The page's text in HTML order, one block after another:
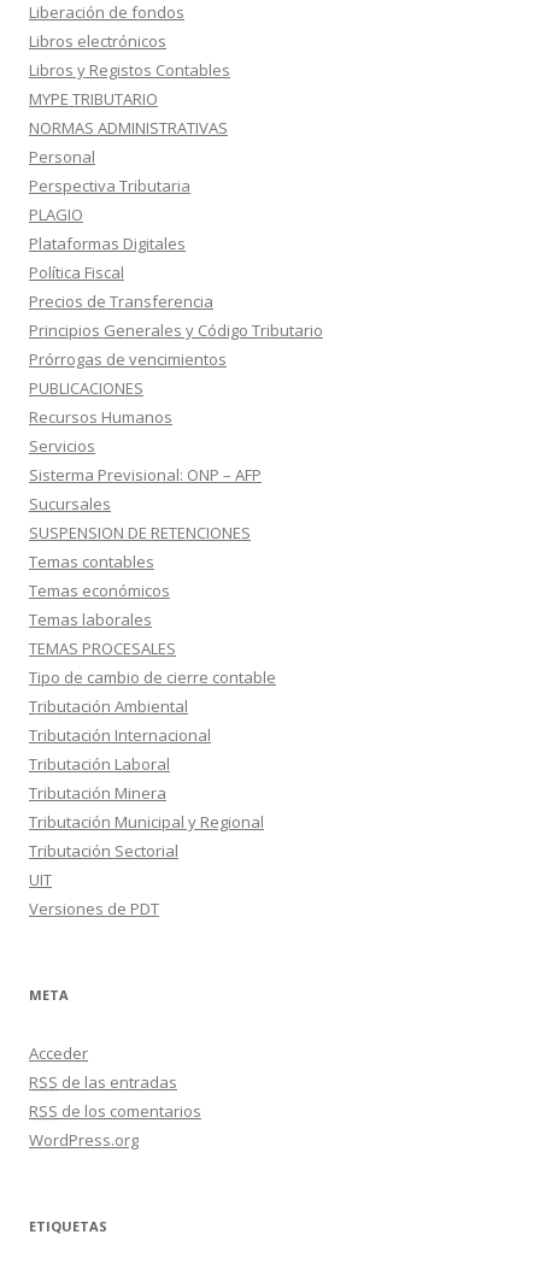
Liberación de fondos
Libros electrónicos
Libros y Registos Contables
MYPE TRIBUTARIO
NORMAS ADMINISTRATIVAS
Personal
Perspectiva Tributaria
PLAGIO
Plataformas Digitales
Política Fiscal
Precios de Transferencia
Principios Generales y Código Tributario
Prórrogas de vencimientos
PUBLICACIONES
Recursos Humanos
Servicios
Sisterma Previsional: ONP – AFP
Sucursales
SUSPENSION DE RETENCIONES
Temas contables
Temas económicos
Temas laborales
TEMAS PROCESALES
Tipo de cambio de cierre contable
Tributación Ambiental
Tributación Internacional
Tributación Laboral
Tributación Minera
Tributación Municipal y Regional
Tributación Sectorial
UIT
Versiones de PDT
META
Acceder
RSS de las entradas
RSS de los comentarios
WordPress.org
ETIQUETAS